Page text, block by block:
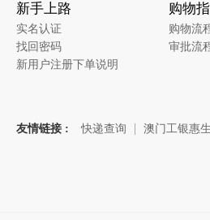
新手上路
实名认证
找回密码
新用户注册下单说明
购物
购物流
审批流
友情链接 : 快递查询 澳门工银惠